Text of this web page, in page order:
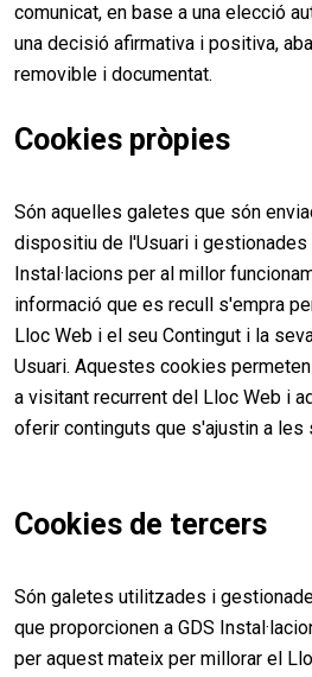
comunicat, en base a una elecció
una decisió afirmativa i positiva,
removible i documentat.
Cookies pròpies
Són aquelles galetes que són
dispositiu de l'Usuari i gestionades
Instal·lacions per al millor
informació que es recull s'empra
Lloc Web i el seu Contingut i la
Usuari. Aquestes cookies
a visitant recurrent del Lloc Web i
oferir continguts que s'ajustin a
Cookies de tercers
Són galetes utilitzades i
que proporcionen a GDS
per aquest mateix per millorar el